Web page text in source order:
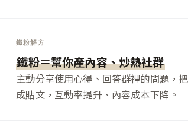
鐵粉解方
鐵粉＝幫你產內容、炒熱社群
主動分享使用心得、回答群裡的問題，
成貼文，互動率提升、內容成本下降。